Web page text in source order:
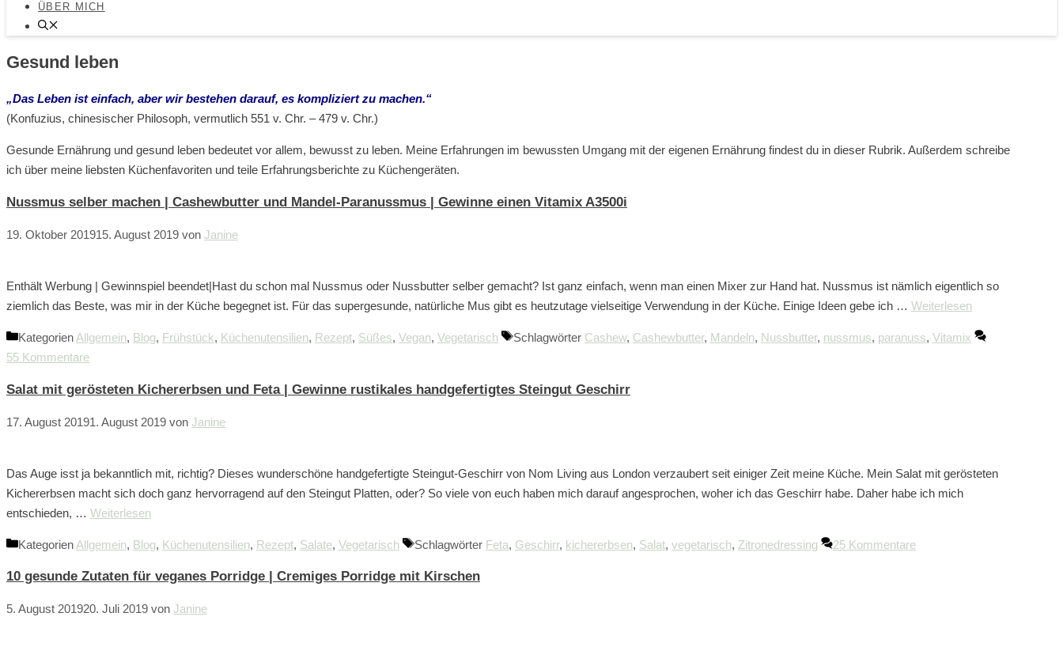
ÜBER MICH
Gesund leben
„Das Leben ist einfach, aber wir bestehen darauf, es kompliziert zu machen.“
(Konfuzius, chinesischer Philosoph, vermutlich 551 v. Chr. – 479 v. Chr.)
Gesunde Ernährung und gesund leben bedeutet vor allem, bewusst zu leben. Meine Erfahrungen im bewussten Umgang mit der eigenen Ernährung findest du in dieser Rubrik. Außerdem schreibe
ich über meine liebsten Küchenfavoriten und teile Erfahrungsberichte zu Küchengeräten.
Nussmus selber machen | Cashewbutter und Mandel-Paranussmus | Gewinne einen Vitamix A3500i
19. Oktober 201915. August 2019 von Janine
Enthält Werbung | Gewinnspiel beendet|Hast du schon mal Nussmus oder Nussbutter selber gemacht? Ist ganz einfach, wenn man einen Mixer zur Hand hat. Nussmus ist nämlich eigentlich so
ziemlich das Beste, was mir in der Küche begegnet ist. Für das supergesunde, natürliche Mus gibt es heutzutage vielseitige Verwendung in der Küche. Einige Ideen gebe ich … Weiterlesen
KategorienAllgemein, Blog, Frühstück, Küchenutensilien, Rezept, Süßes, Vegan, Vegetarisch Schlagwörter Cashew, Cashewbutter, Mandeln, Nussbutter, nussmus, paranuss, Vitamix
55 Kommentare
Salat mit gerösteten Kichererbsen und Feta | Gewinne rustikales handgefertigtes Steingut Geschirr
17. August 20191. August 2019 von Janine
Das Auge isst ja bekanntlich mit, richtig? Dieses wunderschöne handgefertigte Steingut-Geschirr von Nom Living aus London verzaubert seit einiger Zeit meine Küche. Mein Salat mit gerösteten
Kichererbsen macht sich doch ganz hervorragend auf den Steingut Platten, oder? So viele von euch haben mich darauf angesprochen, woher ich das Geschirr habe. Daher habe ich mich
entschieden, … Weiterlesen
Kategorien Allgemein, Blog, Küchenutensilien, Rezept, Salate, Vegetarisch Schlagwörter Feta, Geschirr, kichererbsen, Salat, vegetarisch, Zitronedressing 25 Kommentare
10 gesunde Zutaten für veganes Porridge | Cremiges Porridge mit Kirschen
5. August 201920. Juli 2019 von Janine